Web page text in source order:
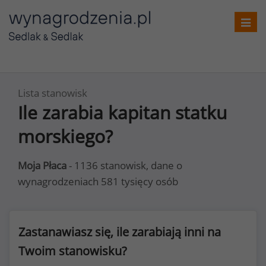
Lista stanowisk
Ile zarabia kapitan statku
morskiego?
Moja Płaca - 1136 stanowisk, dane o
wynagrodzeniach 581 tysięcy osób
Zastanawiasz się, ile zarabiają inni na
Twoim stanowisku?